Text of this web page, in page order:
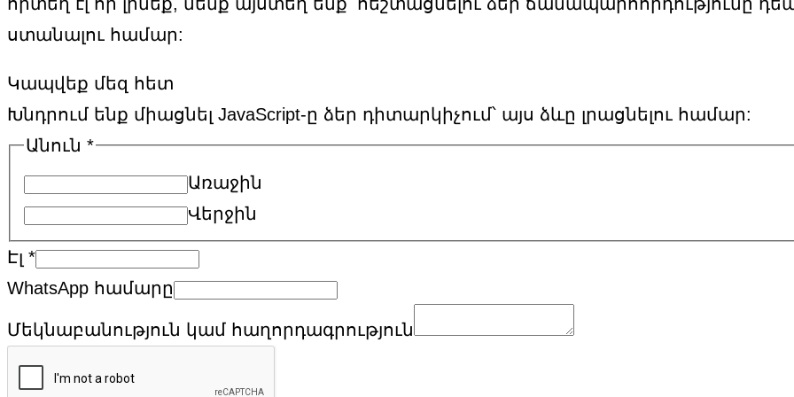
ստանալու համար:
Կապվեք մեզ հետ
Խնդրում ենք միացնել JavaScript-ը ձեր դիտարկիչում՝ այս ձևը լրացնելու համար:
Անուն *
Առաջին
Վերջին
Էլ *
WhatsApp համարը
Մեկնաբանություն կամ հաղորդագրություն